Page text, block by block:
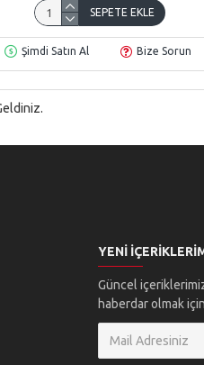
SEPETE EKLE
Şimdi Satın Al Bize Sorun
YENI
Güncel
haberdar olmak